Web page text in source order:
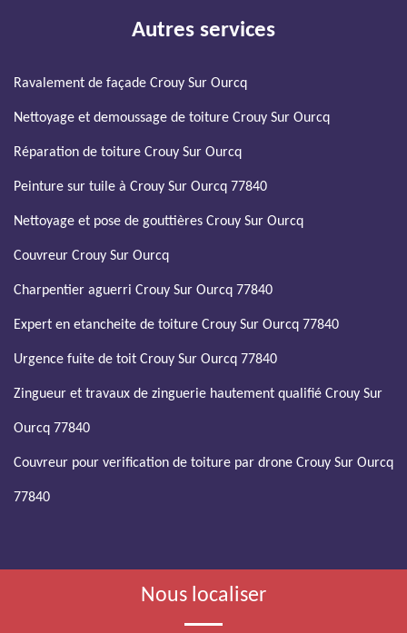
Autres services
Ravalement de façade Crouy Sur Ourcq
Nettoyage et demoussage de toiture Crouy Sur Ourcq
Réparation de toiture Crouy Sur Ourcq
Peinture sur tuile à Crouy Sur Ourcq 77840
Nettoyage et pose de gouttières Crouy Sur Ourcq
Couvreur Crouy Sur Ourcq
Charpentier aguerri Crouy Sur Ourcq 77840
Expert en etancheite de toiture Crouy Sur Ourcq 77840
Urgence fuite de toit Crouy Sur Ourcq 77840
Zingueur et travaux de zinguerie hautement qualifié Crouy Sur
Ourcq 77840
Couvreur pour verification de toiture par drone Crouy Sur Ourcq
77840
Nous localiser